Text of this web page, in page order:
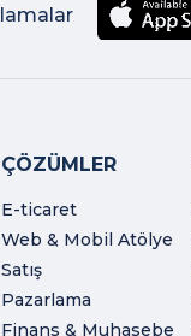
ÇÖZÜMLER
E-ticaret
Web & Mobil Atölye
Satış
Pazarlama
Finans & Muhasebe